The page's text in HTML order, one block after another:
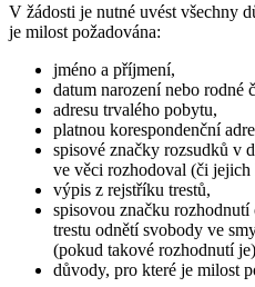
V žádosti je nutné uvést všechny
je milost požadována:
jméno a příjmení,
datum narození nebo rodné
adresu trvalého pobytu,
platnou korespondenční
spisové značky rozsudků v
ve věci rozhodoval (či jejich
výpis z rejstříku trestů,
spisovou značku
trestu odnětí svobody ve
(pokud takové rozhodnutí
důvody, pro které je milost